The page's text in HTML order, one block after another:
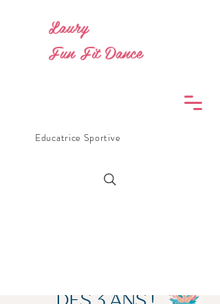
Educatrice Sportive
Laury
Fun Fit Dance